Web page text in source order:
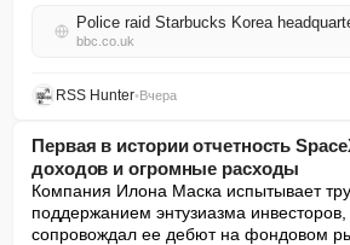
bbc.co.uk
RSS Hunter•Вчера
Первая в истории отчетность
доходов и огромные расходы
Компания Илона Маска испытывает
поддержанием энтузиазма инвесторов,
сопровождал ее дебют на фондовом